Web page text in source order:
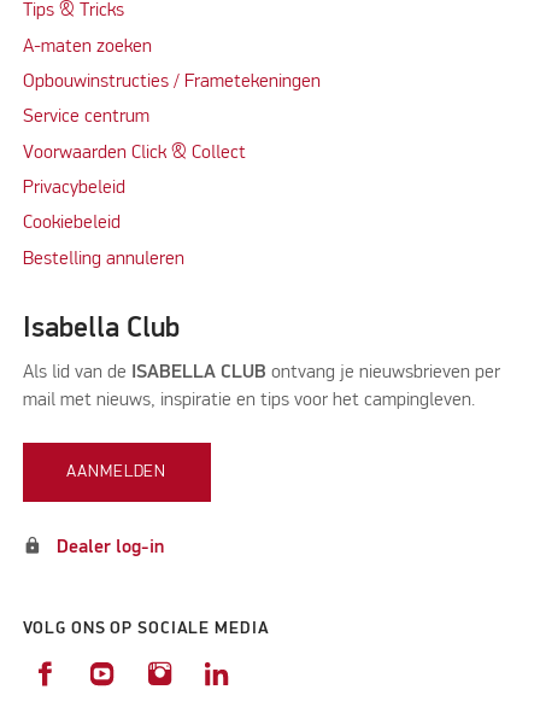
Tips & Tricks
A-maten zoeken
Opbouwinstructies / Frametekeningen
Service centrum
Voorwaarden Click & Collect
Privacybeleid
Cookiebeleid
Bestelling annuleren
Isabella Club
Als lid van de ISABELLA CLUB ontvang je nieuwsbrieven per
mail met nieuws, inspiratie en tips voor het campingleven.
AANMELDEN
lock Dealer log-in
VOLG ONS OP SOCIALE MEDIA